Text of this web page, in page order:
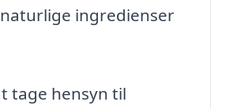
ingredienser
tage hensyn til